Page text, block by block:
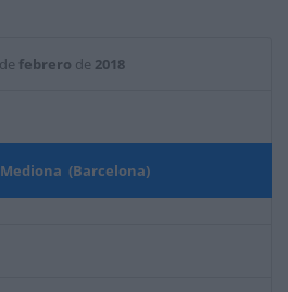
de febrero de 2018
(Barcelona)